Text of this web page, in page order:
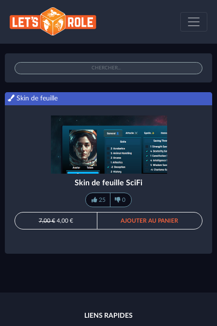
Skin de feuille
Skin de feuille SciFi
25 0
7,00 €4,00 € AJOUTER AU PANIER
LIENS RAPIDES